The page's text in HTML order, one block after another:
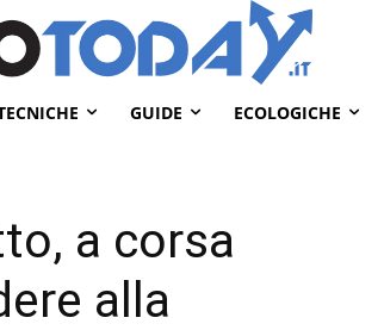
GUIDE ECOLOGICHE
a corsa
alla